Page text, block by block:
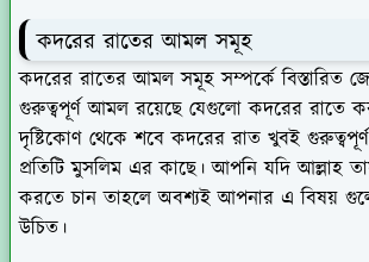
কদরের রাতের আমল সমূহ
কদরের রাতের আমল সমূহ সম্পর্কে বিস্তারিত
গুরুত্বপূর্ণ আমল রয়েছে যেগুলো কদরের রাতে
দৃষ্টিকোণ থেকে শবে কদরের রাত খুবই গুরুত্বপূর্ণ
প্রতিটি মুসলিম এর কাছে। আপনি যদি আল্লাহ
করতে চান তাহলে অবশ্যই আপনার এ বিষয়
উচিত।